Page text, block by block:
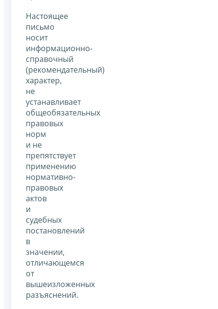
Настоящее
письмо
носит
информационно-
справочный
(рекомендательный)
характер,
не
устанавливает
общеобязательных
правовых
норм
и не
препятствует
применению
нормативно-
правовых
актов
и
судебных
постановлений
в
значении,
отличающемся
от
вышеизложенных
разъяснений.